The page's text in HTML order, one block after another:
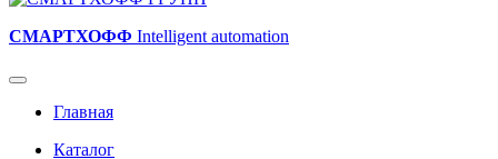
СМАРТХОФФ Intelligent automation
Главная
Каталог